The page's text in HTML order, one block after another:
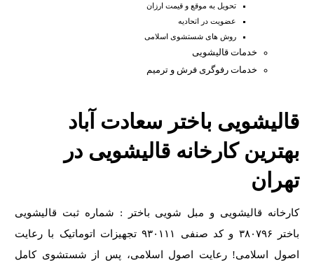
تحویل به موقع و قیمت ارزان
عضویت در اتحادیه
روش های شستشوی اسلامی
خدمات قالیشویی
خدمات رفوگری فرش و ترمیم
قالیشویی باختر سعادت آباد
بهترین کارخانه قالیشویی در
تهران
کارخانه قالیشویی و مبل شویی باختر : شماره ثبت قالیشویی
باختر ۳۸۰۷۹۶ و کد صنفی ۹۳۰۱۱۱ تجهیزات اتوماتیک با رعایت
اصول اسلامی! رعایت اصول اسلامی، پس از شستشوی کامل